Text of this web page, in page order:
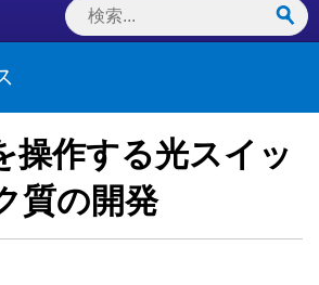
操作する光スイッ
質の開発